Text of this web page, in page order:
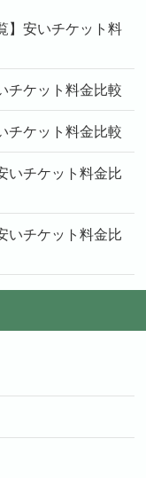
】安いチケット料
チケット料金比較
チケット料金比較
いチケット料金比
いチケット料金比